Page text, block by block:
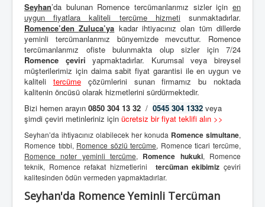
Seyhan’da bulunan Romence tercümanlarımız sizler için en
uygun fiyatlara kaliteli tercüme hizmetisunmaktadırlar.
Romence’den Zuluca’ya kadar ihtiyacınız olan tüm dillerde
yeminli tercümanlarımız bünyemizde mevcuttur. Romence
tercümanlarımız ofiste bulunmakta olup sizler için 7/24
Romence çeviri yapmaktadırlar. Kurumsal veya bireysel
müşterilerimiz için daima sabit fiyat garantisi ile en uygun ve
kaliteli tercümeçözümlerini sunan firmamız bu noktada
kalitenin öncüsü olarak hizmetlerini sürdürmektedir.
Bizi hemen arayın 0850 304 13 32 / 0545 304 1332 veya
şimdi çeviri metinleriniz için ücretsiz bir fiyat teklifi alın >>
Seyhan’da ihtiyacınız olabilecek her konuda Romence simultane,
Romence tıbbi, Romence sözlü tercüme, Romence ticari tercüme,
Romence noter yeminli tercüme, Romence hukuki, Romence
teknik, Romence refakat hizmetlerini
tercüman ekibimizçeviri
kalitesinden ödün vermeden yapmaktadırlar.
Seyhan'da Romence Yeminli Tercüman